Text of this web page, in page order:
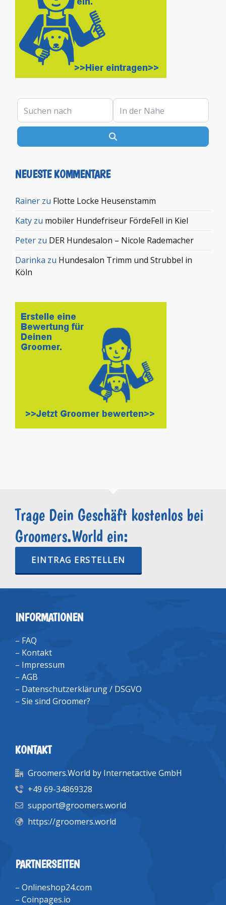
Suchen nach In der Nähe
NEUESTE KOMMENTARE
Rainer zu Flotte Locke Heusenstamm
Katy zu mobiler Hundefriseur FördeFell in Kiel
Peter zu DER Hundesalon – Nicole Rademacher
Darinka zu Hundesalon Trimm und Strubbel in
Köln
Trage Dein Geschäft kostenlos bei
Groomers.World ein:
EINTRAG ERSTELLEN
INFORMATIONEN
– FAQ
– Kontakt
– Impressum
– AGB
– Datenschutzerklärung / DSGVO
– Sie sind Groomer?
KONTAKT
Groomers.World by Internetactive GmbH
+49 69-34869328
support@groomers.world
https://groomers.world
PARTNERSEITEN
– Onlineshop24.com
– Coinpages.io